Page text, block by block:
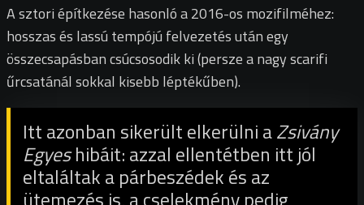
A sztori építkezése hasonló a 2016-os mozifilméhez:
hosszas és lassú tempójú felvezetés után egy
összecsapásban csúcsosodik ki (persze a nagy scarifi
űrcsatánál sokkal kisebb léptékűben).
Itt azonban sikerült elkerülni aZsivány
Egyeshibáit: azzal ellentétben itt jól
eltaláltak a párbeszédek és az